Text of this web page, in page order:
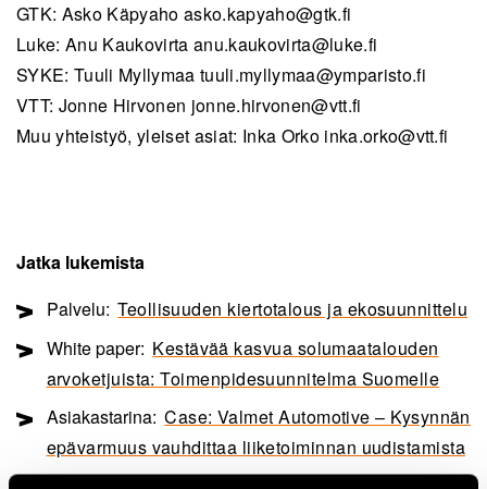
GTK: Asko Käpyaho asko.kapyaho@gtk.fi
Luke: Anu Kaukovirta anu.kaukovirta@luke.fi
SYKE: Tuuli Myllymaa tuuli.myllymaa@ymparisto.fi
VTT: Jonne Hirvonen jonne.hirvonen@vtt.fi
Muu yhteistyö, yleiset asiat: Inka Orko inka.orko@vtt.fi
Jatka lukemista
Palvelu: Teollisuuden kiertotalous ja ekosuunnittelu
White paper: Kestävää kasvua solumaatalouden
arvoketjuista: Toimenpidesuunnitelma Suomelle
Asiakastarina: Case: Valmet Automotive – Kysynnän
epävarmuus vauhdittaa liiketoiminnan uudistamista